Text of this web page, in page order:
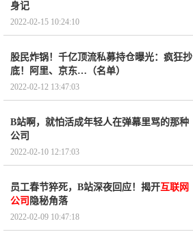
身记
2022-02-15 10:24:10
股民炸锅！千亿顶流私募持仓曝光：疯狂抄
底！阿里、京东…（名单）
2022-02-12 13:47:03
B站啊，就怕活成年轻人在弹幕里骂的那种
公司
2022-02-10 12:17:03
员工春节猝死，B站深夜回应！揭开互联网
公司 隐秘角落
2022-02-09 10:47:18